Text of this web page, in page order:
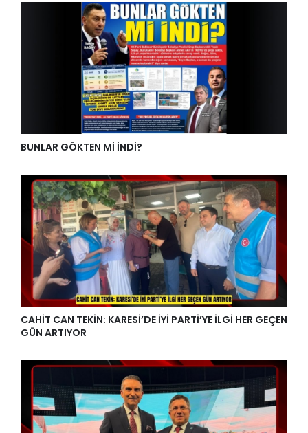
BUNLAR GÖKTEN Mİ İNDİ?
CAHİT CAN TEKİN: KARESİ’DE İYİ PARTİ’YE İLGİ HER GEÇEN
GÜN ARTIYOR